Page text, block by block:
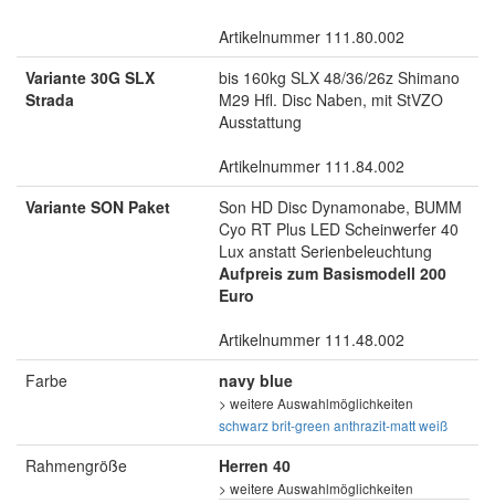
Artikelnummer 111.80.002
Variante 30G SLX
Strada
bis 160kg SLX 48/36/26z Shimano
M29 Hfl. Disc Naben, mit StVZO
Ausstattung
Artikelnummer 111.84.002
Variante SON Paket
Son HD Disc Dynamonabe, BUMM
Cyo RT Plus LED Scheinwerfer 40
Lux anstatt Serienbeleuchtung
Aufpreis zum Basismodell 200
Euro
Artikelnummer 111.48.002
Farbe
navy blue
> weitere Auswahlmöglichkeiten
schwarzbrit-green anthrazit-mattweiß
Rahmengröße Herren 40
> weitere Auswahlmöglichkeiten